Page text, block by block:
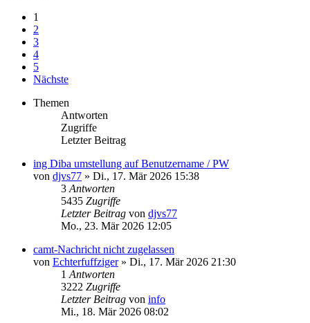
1
2
3
4
5
Nächste
Themen
Antworten
Zugriffe
Letzter Beitrag
ing Diba umstellung auf Benutzername / PW
von djvs77 » Di., 17. Mär 2026 15:38
3 Antworten
5435 Zugriffe
Letzter Beitrag von djvs77
Mo., 23. Mär 2026 12:05
camt-Nachricht nicht zugelassen
von Echterfuffziger» Di., 17. Mär 2026 21:30
1 Antworten
3222 Zugriffe
Letzter Beitrag von info
Mi., 18. Mär 2026 08:02